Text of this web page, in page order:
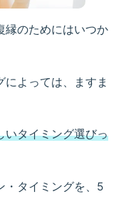
縁のためにはいつか
よっては、ますま
いタイミング選びっ
・タイミングを、5